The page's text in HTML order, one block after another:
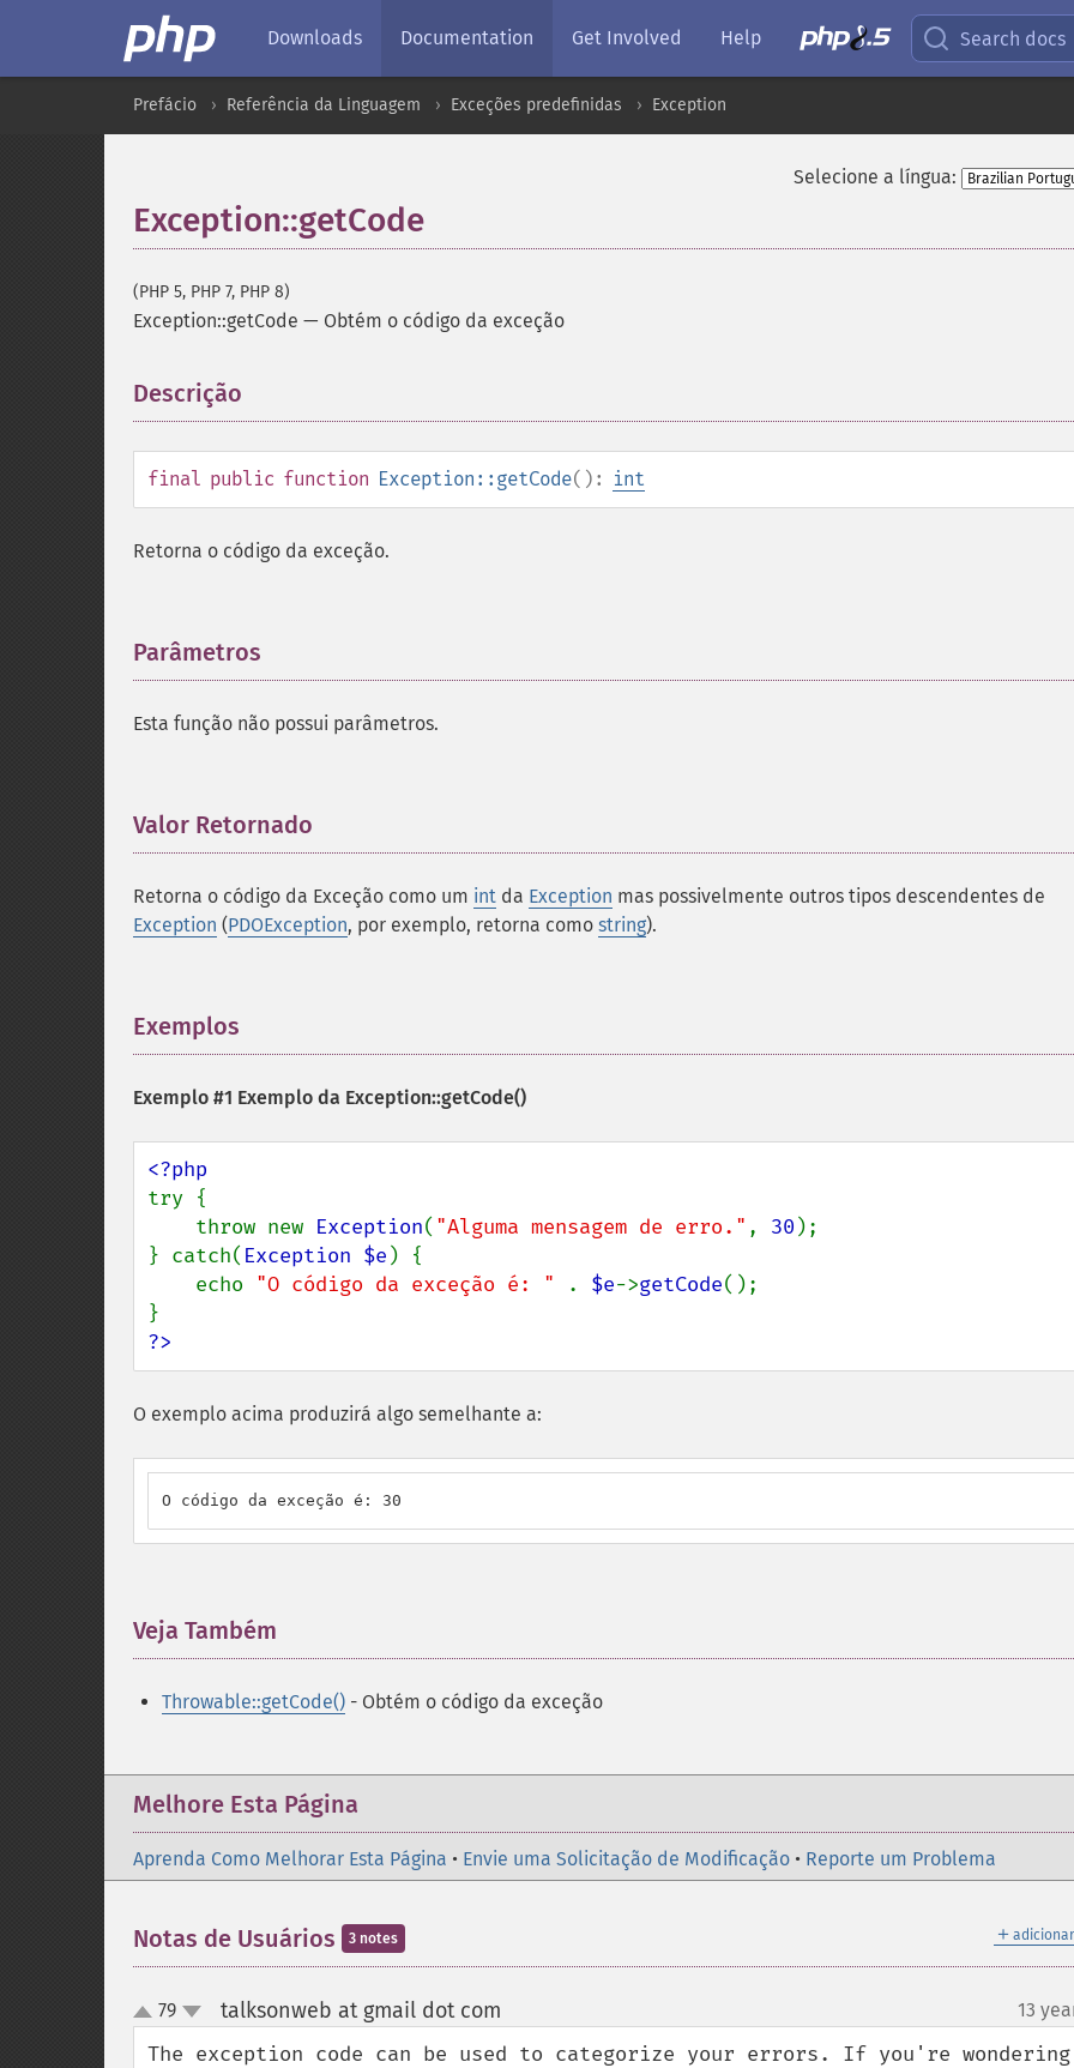
Downloads Documentation Get Involved Help Search docs
Prefácio Referência da Linguagem Exceções predefinidas Exception
Selecione a língua:
Exception::getCode
(PHP 5, PHP 7, PHP 8)
Exception::getCode — Obtém o código da exceção
Descrição
final public function Exception::getCode(): int
Retorna o código da exceção.
Parâmetros
Esta função não possui parâmetros.
Valor Retornado
Retorna o código da Exceção como um int da Exception mas possivelmente outros tipos descendentes de
Exception (PDOException, por exemplo, retorna como string).
Exemplos
Exemplo #1 Exemplo da Exception::getCode()
try {
    throw new
Exception( "Alguma mensagem de erro." , 30 );
} catch( Exception $e ) {
    echo
"O código da exceção é: " . $e->getCode();
?>
O exemplo acima produzirá algo semelhante a:
O código da exceção é: 30
Veja Também
Throwable::getCode() - Obtém o código da exceção
Melhore Esta Página
Aprenda Como Melhorar Esta Página • Envie uma Solicitação de Modificação • Reporte um Problema
＋
Notas de Usuários 3 notes
up
down
79 talksonweb at gmail dot com 13
The exception code can be used to categorize your errors. If you're wondering